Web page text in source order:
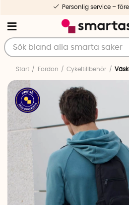
Personlig service –
Start Fordon Cykeltillbehör